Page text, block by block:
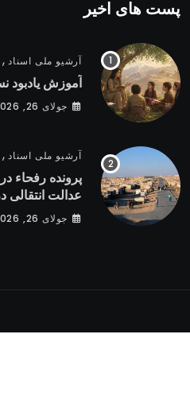
پست های اخیر
آرشیو ملی اسناد ,
آموزش یادبود
جولای 26, 2026
آرشیو ملی اسناد ,
پرونده رفحاء
عدالت انتقالی
جولای 26, 2026